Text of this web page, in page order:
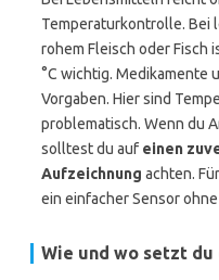
Temperaturkontrolle. Bei
rohem Fleisch oder Fisch
°C wichtig. Medikamente
Vorgaben. Hier sind
problematisch. Wenn du
solltest du auf einen
Aufzeichnung achten.
ein einfacher Sensor
Wie und wo setzt du